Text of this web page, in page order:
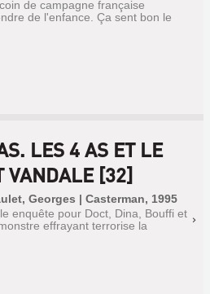
de campagne française
de l'enfance. Ça sent bon le
LES 4 AS ET LE
VANDALE [32]
Georges | Casterman, 1995
enquête pour Doct, Dina, Bouffi et
effrayant terrorise la